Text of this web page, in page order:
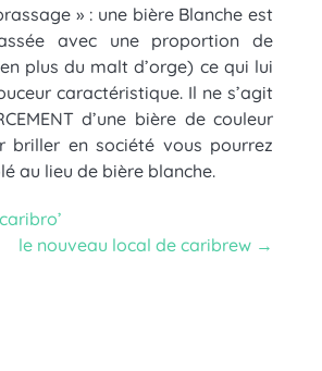
» : une bière Blanche est
avec une proportion de
plus du malt d’orge) ce qui lui
caractéristique. Il ne s’agit
d’une bière de couleur
briller en société vous pourrez
au lieu de bière blanche.
le nouveau local de caribrew →